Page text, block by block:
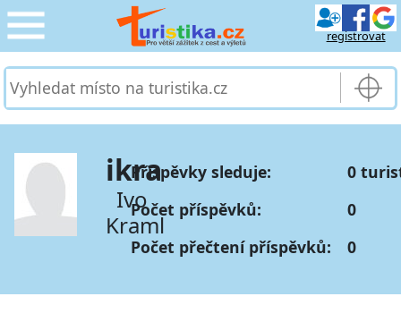
registrovat
CESTOVÁNÍ
SLUŽBY & DOPRAVA ›
PRO TURISTY ›
MOJE TURISTIKA ›
ikra
Ivo
Kraml
Příspěvky sleduje:
0
Počet příspěvků:
0
Počet přečtení příspěvků:
0